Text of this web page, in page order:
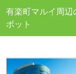
有楽町マルイ周辺
ポット